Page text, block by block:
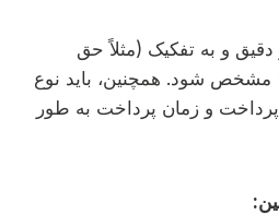
دقیق و به تفکیک (مثلاً حق
مشخص شود. همچنین، باید نوع
و زمان پرداخت به طور